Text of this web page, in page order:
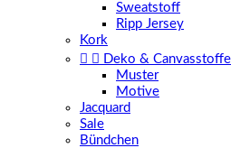
Sweatstoff
Ripp Jersey
Kork
  Deko & Canvasstoffe
Muster
Motive
Jacquard
Sale
Bündchen